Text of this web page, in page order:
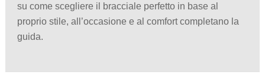
su come scegliere il bracciale perfetto in base al
proprio stile, all’occasione e al comfort completano la
guida.